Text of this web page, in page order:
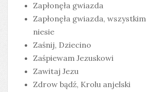
Zapłonęła gwiazda
Zapłonęła gwiazda,
niesie
Zaśnij, Dziecino
Zaśpiewam Jezuskowi
Zawitaj Jezu
Zdrow bądź, Krolu anjelski